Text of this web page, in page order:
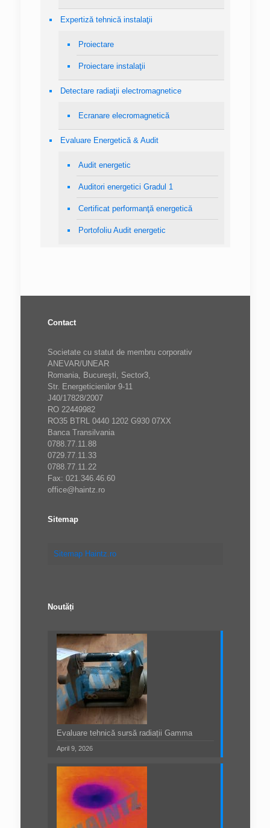
Expertiză tehnică instalaţii
Proiectare
Proiectare instalaţii
Detectare radiaţii electromagnetice
Ecranare elecromagnetică
Evaluare Energetică & Audit
Audit energetic
Auditori energetici Gradul 1
Certificat performanţă energetică
Portofoliu Audit energetic
Contact
Societate cu statut de membru corporativ
ANEVAR/UNEAR
Romania, Bucureşti, Sector3,
Str. Energeticienilor 9-11
J40/17828/2007
RO 22449982
RO35 BTRL 0440 1202 G930 07XX
Banca Transilvania
0788.77.11.88
0729.77.11.33
0788.77.11.22
Fax: 021.346.46.60
office@haintz.ro
Sitemap
Sitemap Haintz.ro
Noutăți
Evaluare tehnică sursă radiații Gamma
April 9, 2026